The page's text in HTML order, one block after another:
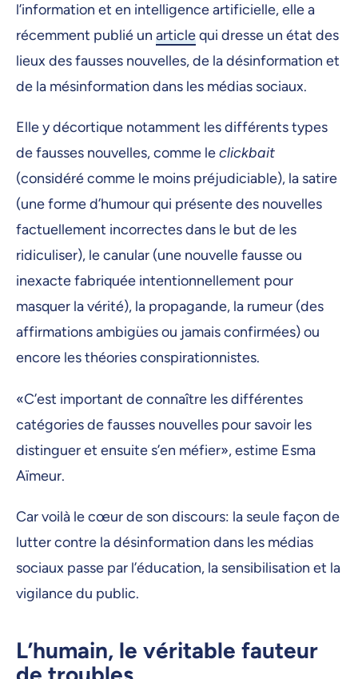
l’information et en intelligence artificielle, elle a
récemment publié un articlequi dresse un état des
lieux des fausses nouvelles, de la désinformation et
de la mésinformation dans les médias sociaux.
Elle y décortique notamment les différents types
de fausses nouvelles, comme leclickbait
(considéré comme le moins préjudiciable), la satire
(une forme d’humour qui présente des nouvelles
factuellement incorrectes dans le but de les
ridiculiser), le canular (une nouvelle fausse ou
inexacte fabriquée intentionnellement pour
masquer la vérité), la propagande, la rumeur (des
affirmations ambigües ou jamais confirmées) ou
encore les théories conspirationnistes.
«C’est important de connaître les différentes
catégories de fausses nouvelles pour savoir les
distinguer et ensuite s’en méfier», estime Esma
Aïmeur.
Car voilà le cœur de son discours: la seule façon de
lutter contre la désinformation dans les médias
sociaux passe par l’éducation, la sensibilisation et la
vigilance du public.
L’humain, le véritable fauteur